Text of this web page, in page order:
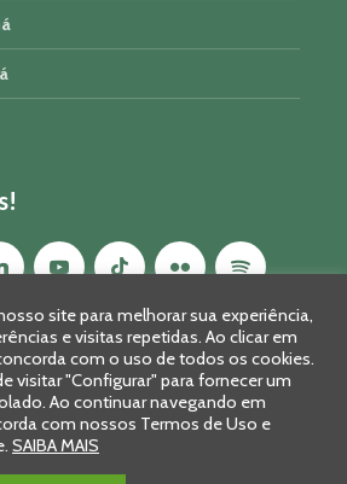
PR © 2026 · R. Marechal Deodoro, 450, 14º
site para melhorar sua experiência,
e visitas repetidas. Ao clicar em
com o uso de todos os cookies.
visitar "Configurar" para fornecer um
Ao continuar navegando em
com nossos Termos de Uso e
SAIBA MAIS